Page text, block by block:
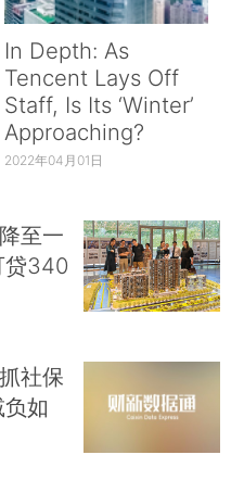
In Depth: As
Tencent Lays Off
Staff, Is Its ‘Winter’
Approaching?
2022年04月01日
至一
贷340
社保
如